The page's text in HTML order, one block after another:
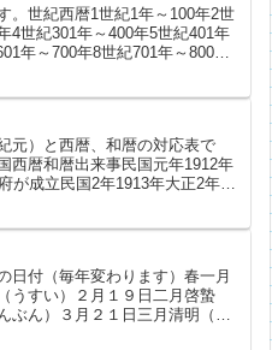
。世紀西暦1世紀1年～100年2世
4世紀301年～400年5世紀401年
年～700年8世紀701年～800年9
元）と西暦、和暦の対応表で
西暦和暦出来事民国元年1912年
が成立民国2年1913年大正2年民
日付（毎年変わります）春一月
うすい）２月１９日二月啓蟄
ぶん）３月２１日三月清明（せ